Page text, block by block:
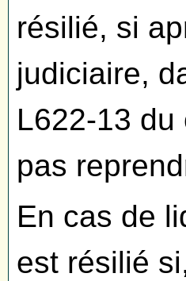
résilié, si
judiciaire,
L622-13
pas
En cas de
est résilié